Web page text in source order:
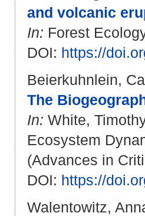
and volcanic
In: Forest
DOI: https://
Beierkuhnlein,
The
In: White,
Ecosystem
(Advances in
DOI: https://
Walentowitz,